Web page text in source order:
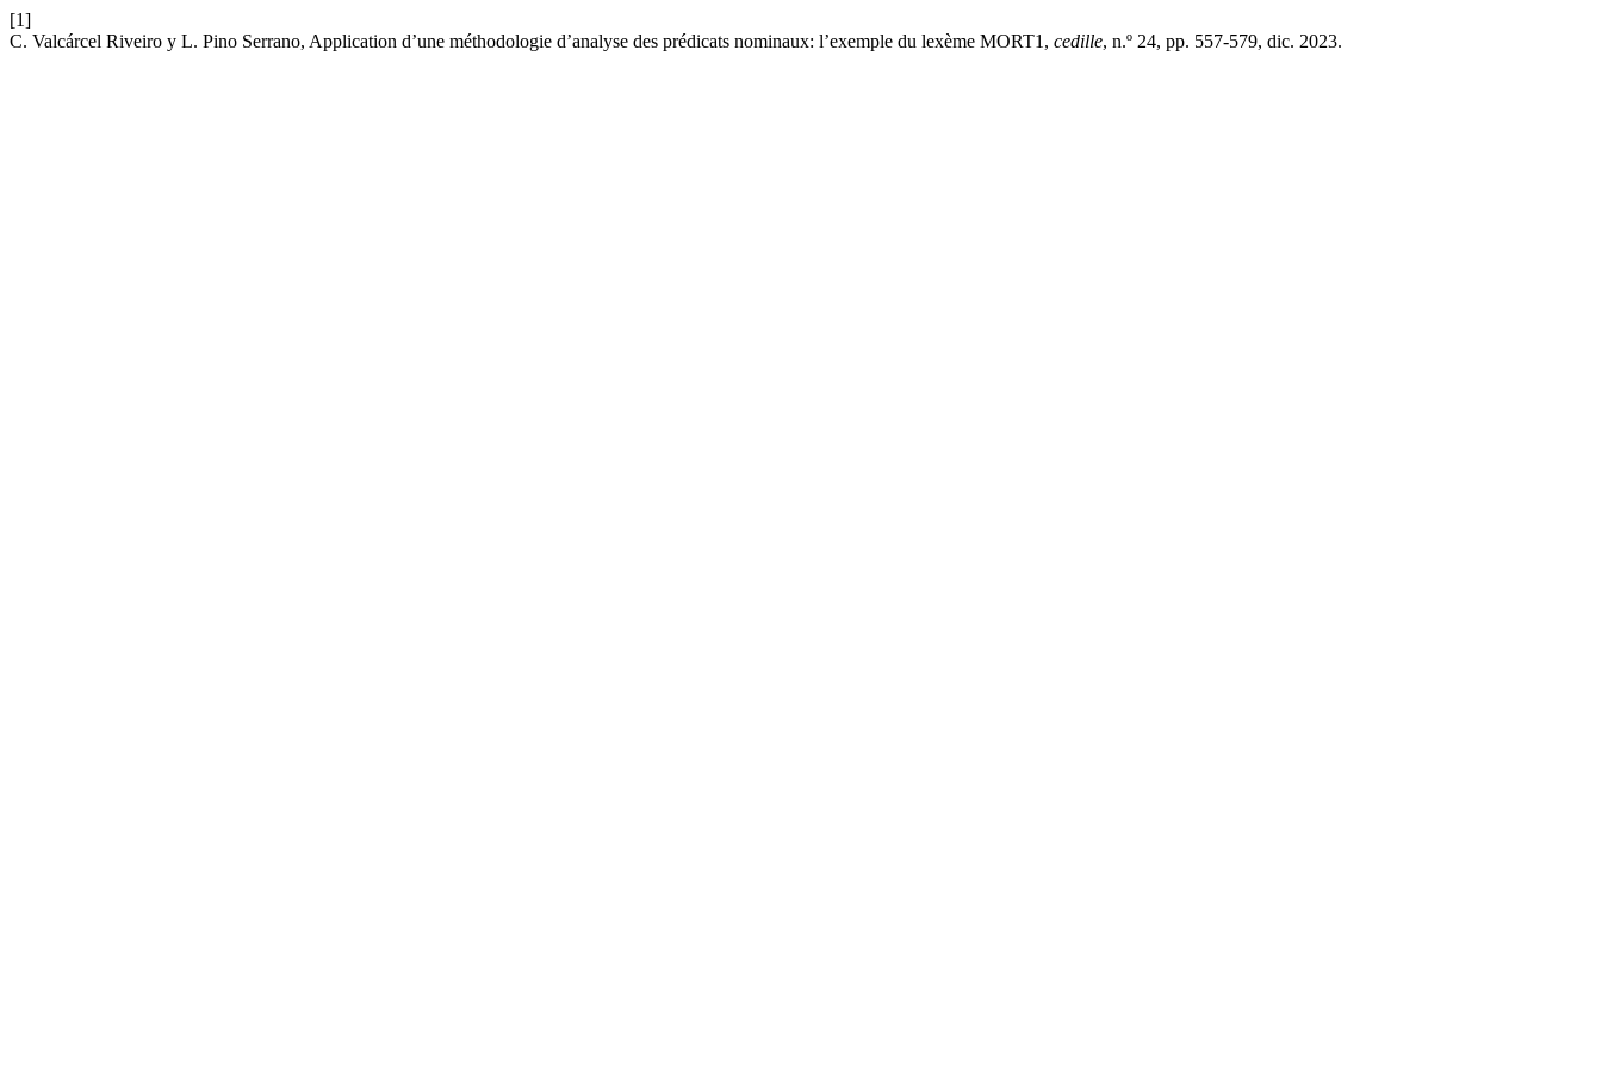
[1]
C. Valcárcel Riveiro y L. Pino Serrano, Application d’une méthodologie d’analyse des prédicats nominaux: l’exemple du lexème MORT1, cedille, n.º 24, pp. 557-579, dic. 2023.